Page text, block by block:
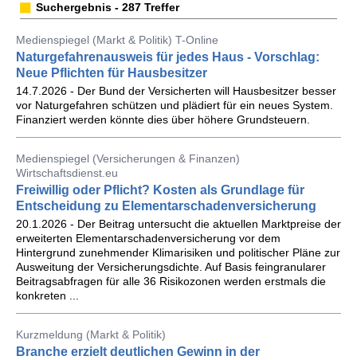
Suchergebnis - 287 Treffer
Medienspiegel (Markt & Politik) T-Online
Naturgefahrenausweis für jedes Haus - Vorschlag:
Neue Pflichten für Hausbesitzer
14.7.2026 - Der Bund der Versicherten will Hausbesitzer besser
vor Naturgefahren schützen und plädiert für ein neues System.
Finanziert werden könnte dies über höhere Grundsteuern.
Medienspiegel (Versicherungen & Finanzen)
Wirtschaftsdienst.eu
Freiwillig oder Pflicht? Kosten als Grundlage für
Entscheidung zu Elementarschadenversicherung
20.1.2026 - Der Beitrag untersucht die aktuellen Marktpreise der
erweiterten Elementarschadenversicherung vor dem
Hintergrund zunehmender Klimarisiken und politischer Pläne zur
Ausweitung der Versicherungsdichte. Auf Basis feingranularer
Beitragsabfragen für alle 36 Risikozonen werden erstmals die
konkreten ...
Kurzmeldung (Markt & Politik)
Branche erzielt deutlichen Gewinn in der